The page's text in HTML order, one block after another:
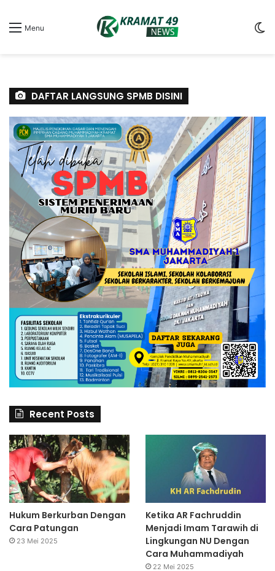
Menu
DAFTAR LANGSUNG SPMB DISINI
Recent Posts
Hukum Berkurban Dengan
Cara Patungan
23 Mei 2025
Ketika AR Fachruddin
Menjadi Imam Tarawih di
Lingkungan NU Dengan
Cara Muhammadiyah
22 Mei 2025